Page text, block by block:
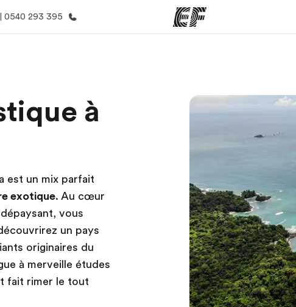
0540 293 395
Nos offres
à
est un mix parfait
exotique. Au cœur
vous
un pays
originaires du
à merveille études
fait rimer le tout